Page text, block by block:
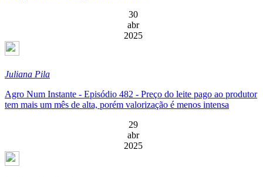
30
abr
2025
Juliana Pila
Agro Num Instante - Episódio 482 - Preço do leite pago ao produtor
tem mais um mês de alta, porém valorização é menos intensa
29
abr
2025